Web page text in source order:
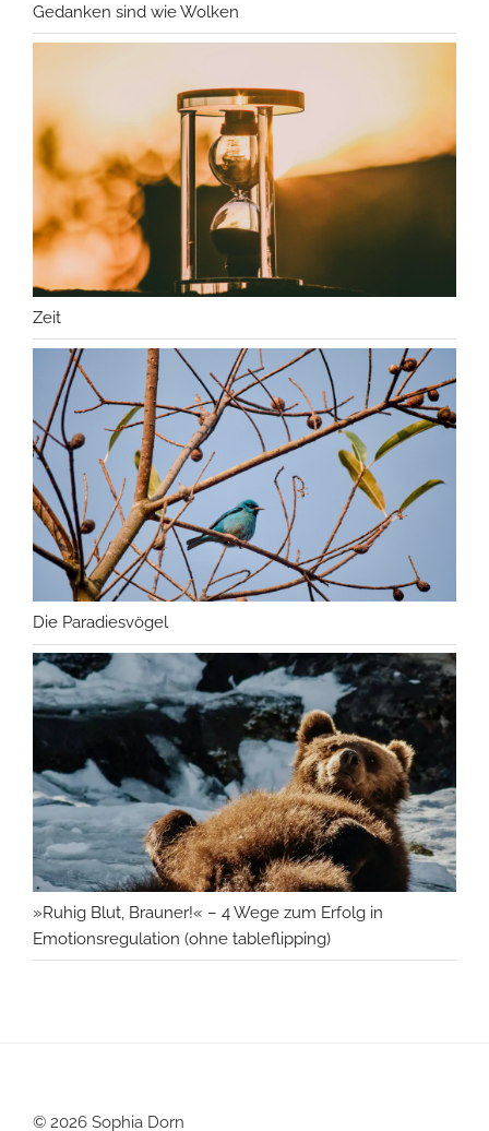
Gedanken sind wie Wolken
Zeit
Die Paradiesvögel
»Ruhig Blut, Brauner!« – 4 Wege zum Erfolg in
Emotionsregulation (ohne tableflipping)
© 2026 Sophia Dorn